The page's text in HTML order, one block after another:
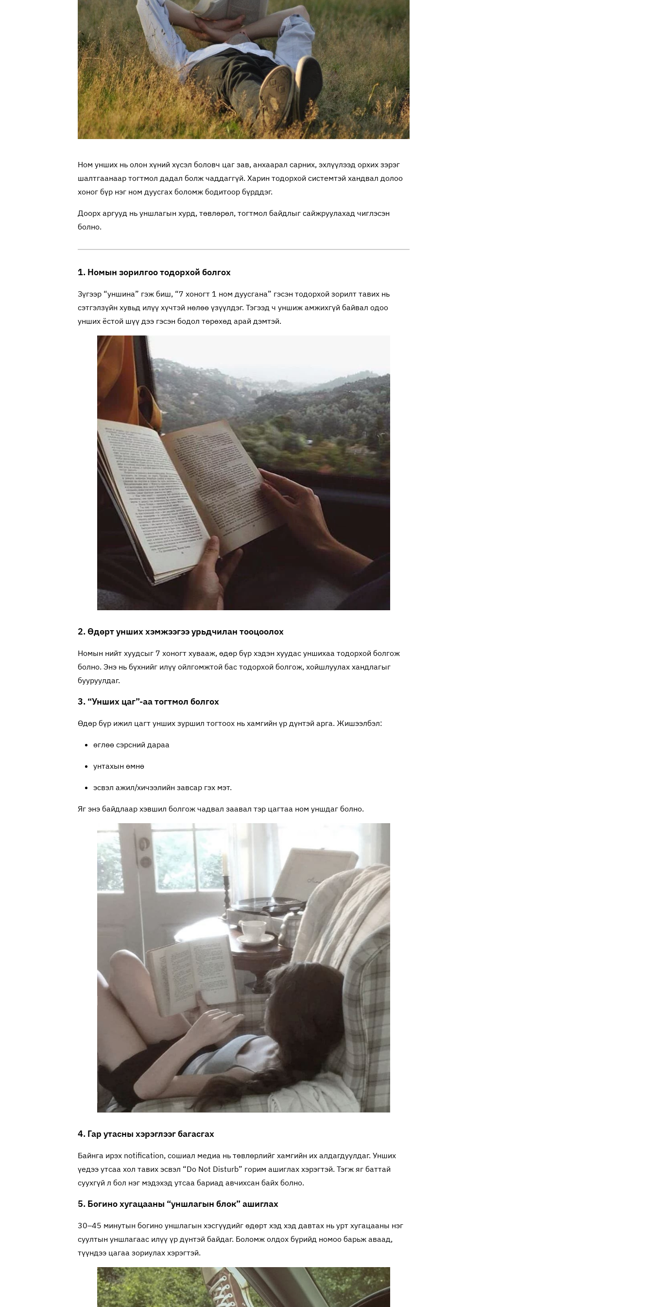
Ном унших нь олон хүний хүсэл боловч цаг зав, анхаарал сарних, эхлүүлээд орхих зэрэг
шалтгаанаар тогтмол дадал болж чаддаггүй. Харин тодорхой системтэй хандвал долоо
хоног бүр нэг ном дуусгах боломж бодитоор бүрддэг.
Доорх аргууд нь уншлагын хурд, төвлөрөл, тогтмол байдлыг сайжруулахад чиглэсэн
болно.
1. Номын зорилгоо тодорхой болгох
Зүгээр “уншина” гэж биш, “7 хоногт 1 ном дуусгана” гэсэн тодорхой зорилт тавих нь
сэтгэлзүйн хувьд илүү хүчтэй нөлөө үзүүлдэг. Тэгээд ч уншиж амжихгүй байвал одоо
унших ёстой шүү дээ гэсэн бодол төрөхөд арай дэмтэй.
2. Өдөрт унших хэмжээгээ урьдчилан тооцоолох
Номын нийт хуудсыг 7 хоногт хувааж, өдөр бүр хэдэн хуудас уншихаа тодорхой болгож
болно. Энэ нь бүхнийг илүү ойлгомжтой бас тодорхой болгож, хойшлуулах хандлагыг
бууруулдаг.
3. “Унших цаг”-аа тогтмол болгох
Өдөр бүр ижил цагт унших зуршил тогтоох нь хамгийн үр дүнтэй арга. Жишээлбэл:
өглөө сэрсний дараа
унтахын өмнө
эсвэл ажил/хичээлийн завсар гэх мэт.
Яг энэ байдлаар хэвшил болгож чадвал заавал тэр цагтаа ном уншдаг болно.
4. Гар утасны хэрэглээг багасгах
Байнга ирэх notification, сошиал медиа нь төвлөрлийг хамгийн их алдагдуулдаг. Унших
үедээ утсаа хол тавих эсвэл “Do Not Disturb” горим ашиглах хэрэгтэй. Тэгж яг баттай
суухгүй л бол нэг мэдэхэд утсаа бариад авчихсан байх болно.
5. Богино хугацааны “уншлагын блок” ашиглах
30–45 минутын богино уншлагын хэсгүүдийг өдөрт хэд хэд давтах нь урт хугацааны нэг
суултын уншлагаас илүү үр дүнтэй байдаг. Боломж олдох бүрийд номоо барьж аваад,
түүндээ цагаа зориулах хэрэгтэй.